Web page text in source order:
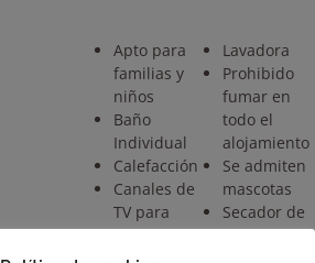
Apto para
familias y
niños
Baño
Individual
Calefacción
Canales de
TV para
niños
Cocina
Lavadora
Prohibido
fumar en
todo el
alojamiento
Se admiten
mascotas
Secador de
pelo